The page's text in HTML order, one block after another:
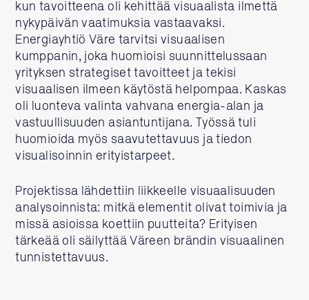
kun tavoitteena oli kehittää visuaalista ilmettä
nykypäivän vaatimuksia vastaavaksi.
Energiayhtiö Väre tarvitsi visuaalisen
kumppanin, joka huomioisi suunnittelussaan
yrityksen strategiset tavoitteet ja tekisi
visuaalisen ilmeen käytöstä helpompaa. Kaskas
oli luonteva valinta vahvana energia-alan ja
vastuullisuuden asiantuntijana. Työssä tuli
huomioida myös saavutettavuus ja tiedon
visualisoinnin erityistarpeet.
Projektissa lähdettiin liikkeelle visuaalisuuden
analysoinnista: mitkä elementit olivat toimivia ja
missä asioissa koettiin puutteita? Erityisen
tärkeää oli säilyttää Väreen brändin visuaalinen
tunnistettavuus.